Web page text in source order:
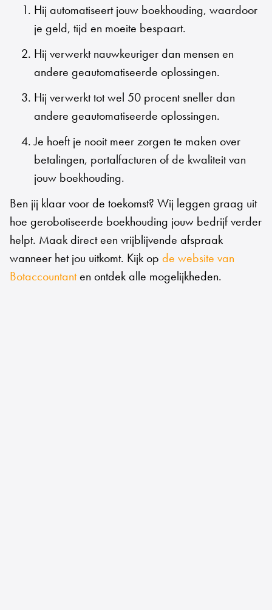
Hij automatiseert jouw boekhouding, waardoor
je geld, tijd en moeite bespaart.
Hij verwerkt nauwkeuriger dan mensen en
andere geautomatiseerde oplossingen.
Hij verwerkt tot wel 50 procent sneller dan
andere geautomatiseerde oplossingen.
Je hoeft je nooit meer zorgen te maken over
betalingen, portalfacturen of de kwaliteit van
jouw boekhouding.
Ben jij klaar voor de toekomst? Wij leggen graag uit
hoe gerobotiseerde boekhouding jouw bedrijf verder
helpt. Maak direct een vrijblijvende afspraak
wanneer het jou uitkomt. Kijk op de website van
Botaccountanten ontdek alle mogelijkheden.